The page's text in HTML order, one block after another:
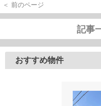
＜ 前のページ
記事
おすすめ物件